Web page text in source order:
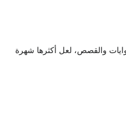
والقصص، لعل أكثرها شهرة